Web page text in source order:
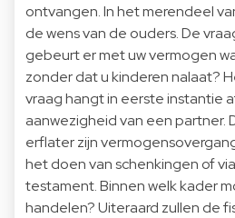
ontvangen. In het merendeel
de wens van de ouders. De
gebeurt er met uw vermogen
zonder dat u kinderen nalaat?
vraag hangt in eerste instantie
aanwezigheid van een partner.
erflater zijn
het doen van schenkingen of
testament. Binnen welk kader
handelen? Uiteraard zullen de